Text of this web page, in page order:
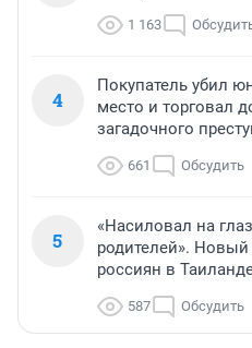
1 163
4
Покупатель убил
место и торговал
загадочного
661 Обсудить
5
«Насиловал на
родителей».
россиян в
587 Обсудить